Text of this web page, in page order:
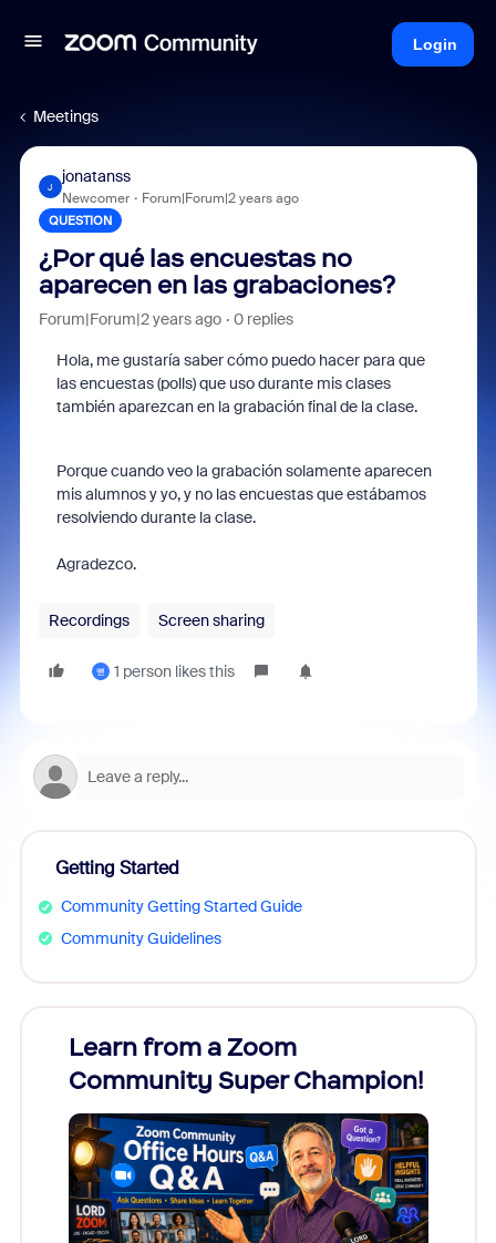
Login
Meetings
J
jonatanss
Newcomer Forum|Forum|2 years ago
QUESTION
¿Por qué las encuestas no
aparecen en las grabaciones?
Forum|Forum|2 years ago 0 replies
Hola, me gustaría saber cómo puedo hacer para que
las encuestas (polls) que uso durante mis clases
también aparezcan en la grabación final de la clase.
Porque cuando veo la grabación solamente aparecen
mis alumnos y yo, y no las encuestas que estábamos
resolviendo durante la clase.
Agradezco.
Recordings Screen sharing
뼏 1 person likes this
Getting Started
Community Getting Started Guide
Community Guidelines
Learn from a Zoom
Community Super Champion!